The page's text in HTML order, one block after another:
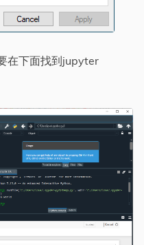
在下面找到jupyter